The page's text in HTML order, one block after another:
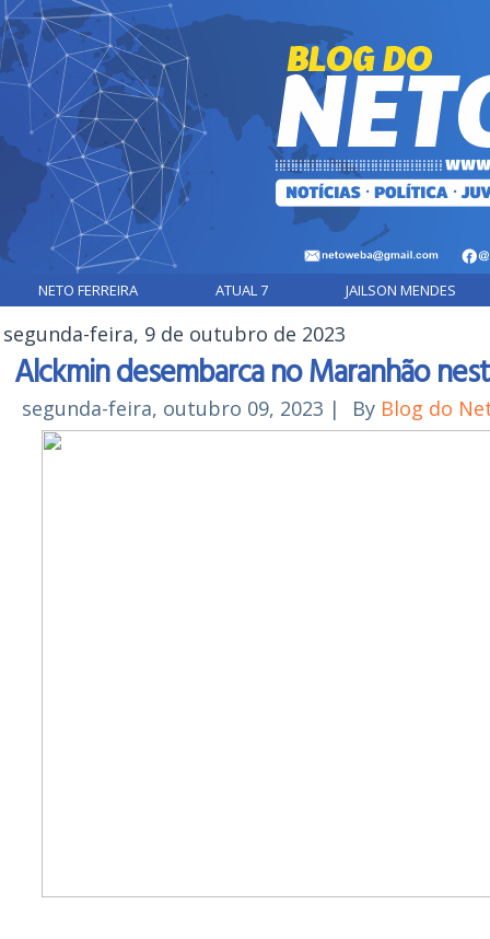
NETO FERREIRA ATUAL 7 JAILSON MENDES
segunda-feira, 9 de outubro de 2023
Alckmin desembarca no Maranhão
segunda-feira, outubro 09, 2023 | By Blog do